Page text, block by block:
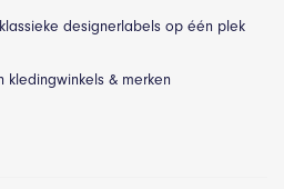
designerlabels op één plek
kledingwinkels & merken